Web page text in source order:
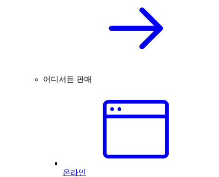
어디서든 판매
온라인